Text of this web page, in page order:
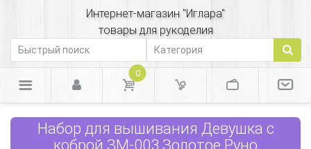
Интернет-магазин "Иглара"
товары для рукоделия
0
Набор для вышивания Девушка с
коброй ЗМ-003 Золотое Руно